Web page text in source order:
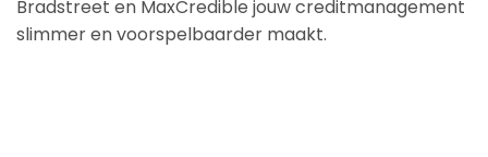
Bradstreet en MaxCredible jouw creditmanagement
slimmer en voorspelbaarder maakt.